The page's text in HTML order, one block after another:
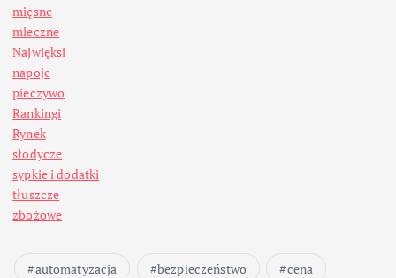
mięsne
mleczne
Najwięksi
napoje
pieczywo
Rankingi
Rynek
słodycze
sypkie i dodatki
tłuszcze
zbożowe
automatyzacja bezpieczeństwo
cena